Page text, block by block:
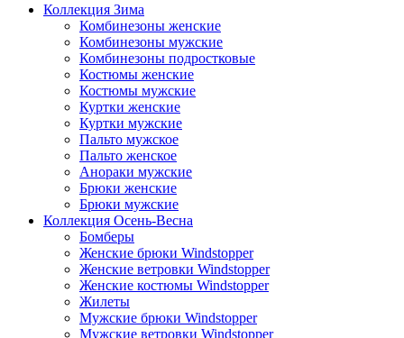
Коллекция Зима
Комбинезоны женские
Комбинезоны мужские
Комбинезоны подростковые
Костюмы женские
Костюмы мужские
Куртки женские
Куртки мужские
Пальто мужское
Пальто женское
Анораки мужские
Брюки женские
Брюки мужские
Коллекция Осень-Весна
Бомберы
Женские брюки Windstopper
Женские ветровки Windstopper
Женские костюмы Windstopper
Жилеты
Мужские брюки Windstopper
Мужские ветровки Windstopper